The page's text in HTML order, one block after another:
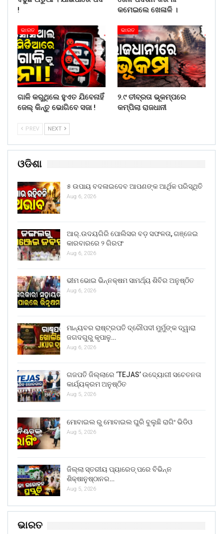
!
କମେଇଲେ ଖେଳାଳି ।
ଭାରତ
ଗାଳି କରୁଥିଲେ ହୁଏତ ଯିବେନାହିଁ
ଜେଲ୍ କିନ୍ତୁ ଭୋଗିବେ ସଜା !
ଭାରତ
୨.୯ ତୀବ୍ରତା ଭୂକମ୍ପରେ
କମ୍ପିଲା ରାଜଧାନୀ
PREV NEXT
ଓଡିଶା
୫ ଉପାୟ ବଦଳାଇଦେବ ଆପଣଙ୍କ ଆର୍ଥିକ ପରିସ୍ଥିତି
Aug 6, 2026
ଆର୍.ଉଦୟଗିରି ପୋଲିସର ବଡ଼ ସଫଳତା, ଗଞ୍ଜେଇ
କାରବାରରେ ୨ ଗିରଫ
Aug 6, 2026
ଭୀମ ଭୋଇ ଭିନ୍ନକ୍ଷମ ସାମର୍ଥ୍ୟ ଶିବିର ଅନୁଷ୍ଠିତ
Aug 6, 2026
ମାନ୍ୟବର ରାଷ୍ଟ୍ରପତି ଦ୍ରୌପଦୀ ମୁର୍ମୁଙ୍କ ଦ୍ୱାରା
ଜଗଦଗୁରୁ କୃପାଳୁ…
Aug 6, 2026
ଗଜପତି ଜିଲ୍ଲାରେ ‘TEJAS’ ଉଦ୍ୟୋଗୀ ସଚେତନତା
କାର୍ଯ୍ୟକ୍ରମ ଅନୁଷ୍ଠିତ
Aug 5, 2026
ମୋବାଇଲ ରୁ ମୋବାଇଲ ଘୁରି ବୁଲୁଛି ରାଗିଂ ଭିଡିଓ
Aug 5, 2026
ଜିଲ୍ଲା ସ୍ତରୀୟ ପ୍ୟାରେଡ୍ ପରେ ବିଭିନ୍ନ
ଶିକ୍ଷାନୁଷ୍ଠାନର…
Aug 5, 2026
ଭାରତ